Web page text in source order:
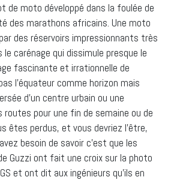
de moto développé dans la foulée de
des marathons africains. Une moto
des réservoirs impressionnants très
le carénage qui dissimule presque le
fascinante et irrationnelle de
l’équateur comme horizon mais
d’un centre urbain ou une
routes pour une fin de semaine ou de
êtes perdus, et vous devriez l’être,
besoin de savoir c’est que les
Guzzi ont fait une croix sur la photo
et ont dit aux ingénieurs qu’ils en